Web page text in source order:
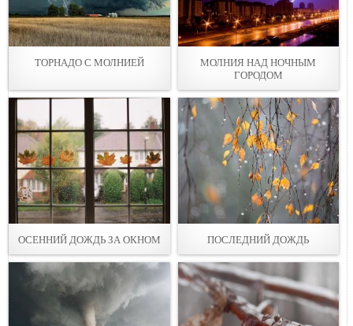
ТОРНАДО С МОЛНИЕЙ
МОЛНИЯ НАД НОЧНЫМ
ГОРОДОМ
ОСЕННИЙ ДОЖДЬ ЗА ОКНОМ ПОСЛЕДНИЙ ДОЖДЬ